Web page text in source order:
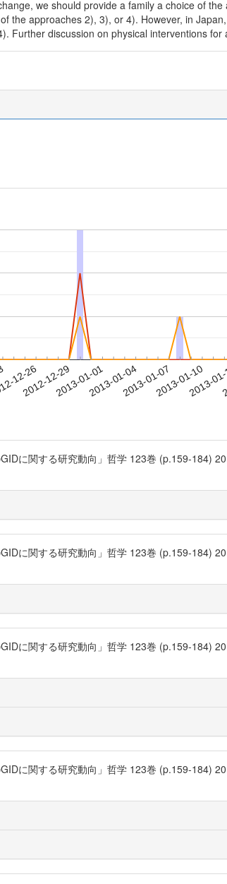
we should provide a family a choice of
the approaches 2), 3), or 4). However, in
Further discussion on physical interventions for
12-26
2012-12-292013-01-012013-01-042013-01-072013-01-10
2013-
に関する研究動向」哲学 123巻 (p.159-184)
に関する研究動向」哲学 123巻 (p.159-184)
に関する研究動向」哲学 123巻 (p.159-184)
に関する研究動向」哲学 123巻 (p.159-184)